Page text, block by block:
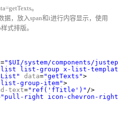
。
据，放入span和i进行内容显示，使用
式排版。
="$UI/system/components/
list-group x-list-template"
data="getTexts">
group-item">
text="ref('fTitle')" />
"pull-right icon-chevron-right"